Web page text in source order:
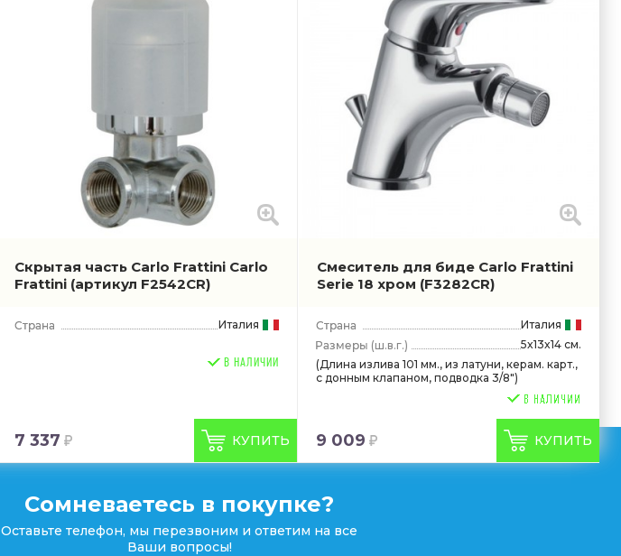
Скрытая часть Carlo Frattini Carlo
Frattini (артикул F2542CR)
Италия
В НАЛИЧИИ
7 337 КУПИТЬ
Смеситель для биде Carlo Frattini
Serie 18 хром (F3282CR)
Италия
(ш.в.г.)
5x13x14 см.
(Длина излива 101 мм., из латуни, керам. карт.,
с донным клапаном, подводка 3/8")
9 009 КУПИТЬ
Сомневаетесь в покупке?
Оставьте телефон, мы перезвоним и ответим на все
Ваши вопросы!